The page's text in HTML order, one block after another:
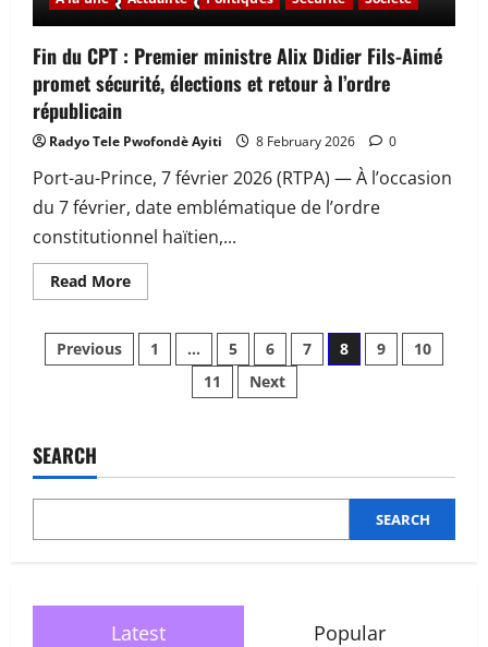
Fin du CPT : Premier ministre Alix Didier Fils-Aimé
promet sécurité, élections et retour à l’ordre
républicain
Radyo Tele Pwofondè Ayiti 8 February 2026 0
Port-au-Prince, 7 février 2026 (RTPA) — À l’occasion
du 7 février, date emblématique de l’ordre
constitutionnel haïtien,...
Read MoreRead
more
du
CPT
:
ministre
promet
retour
Posts
Previous 1 … 5 6 7 8 9
10
11
Next
SEARCH
SEARCH
Latest Popular